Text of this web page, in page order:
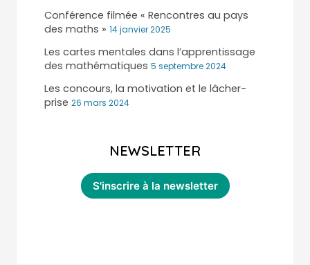
Conférence filmée « Rencontres au pays
des maths » 14 janvier 2025
Les cartes mentales dans l’apprentissage
des mathématiques 5 septembre 2024
Les concours, la motivation et le lâcher-
prise 26 mars 2024
NEWSLETTER